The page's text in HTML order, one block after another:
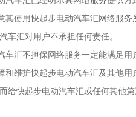
其使用快起步电动汽车汇网络服
车汇对用户不承担任何责任。
车汇不担保网络服务一定能满足
和维护快起步电动汽车汇及其他
给快起步电动汽车汇或任何其他